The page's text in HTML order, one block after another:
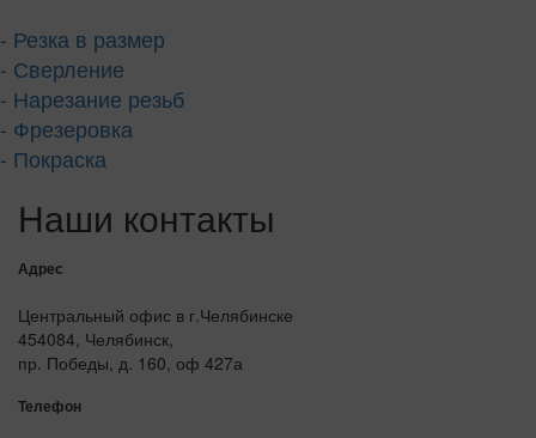
- Резка в размер
- Сверление
- Нарезание резьб
- Фрезеровка
- Покраска
Наши контакты
Адрес
Центральный офис в г.Челябинске
454084, Челябинск,
пр. Победы, д. 160, оф 427а
Телефон